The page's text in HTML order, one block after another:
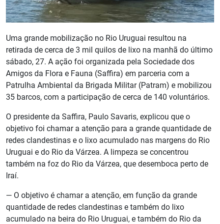
Uma grande mobilização no Rio Uruguai resultou na
retirada de cerca de 3 mil quilos de lixo na manhã do último
sábado, 27. A ação foi organizada pela Sociedade dos
Amigos da Flora e Fauna (Saffira) em parceria com a
Patrulha Ambiental da Brigada Militar (Patram) e mobilizou
35 barcos, com a participação de cerca de 140 voluntários.
O presidente da Saffira, Paulo Savaris, explicou que o
objetivo foi chamar a atenção para a grande quantidade de
redes clandestinas e o lixo acumulado nas margens do Rio
Uruguai e do Rio da Várzea. A limpeza se concentrou
também na foz do Rio da Várzea, que desemboca perto de
Iraí.
— O objetivo é chamar a atenção, em função da grande
quantidade de redes clandestinas e também do lixo
acumulado na beira do Rio Uruguai, e também do Rio da